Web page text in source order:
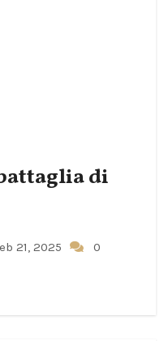
di
21, 2025
0